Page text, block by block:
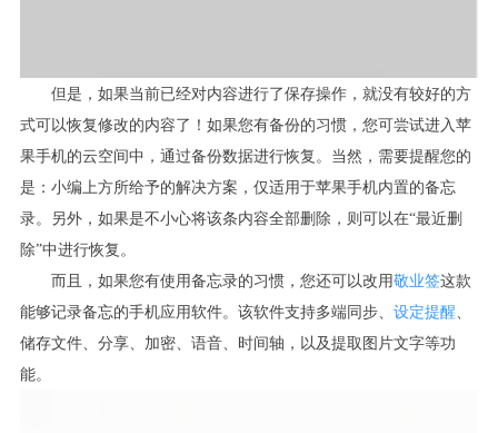
但是，如果当前已经对内容进行了保存操作，就没有较好的方
式可以恢复修改的内容了！如果您有备份的习惯，您可尝试进入苹
果手机的云空间中，通过备份数据进行恢复。当然，需要提醒您的
是：小编上方所给予的解决方案，仅适用于苹果手机内置的备忘
录。另外，如果是不小心将该条内容全部删除，则可以在“最近删
除”中进行恢复。
而且，如果您有使用备忘录的习惯，您还可以改用敬业签这款
能够记录备忘的手机应用软件。该软件支持多端同步、 设定提醒
储存文件、分享、加密、语音、时间轴，以及提取图片文字等功
能。